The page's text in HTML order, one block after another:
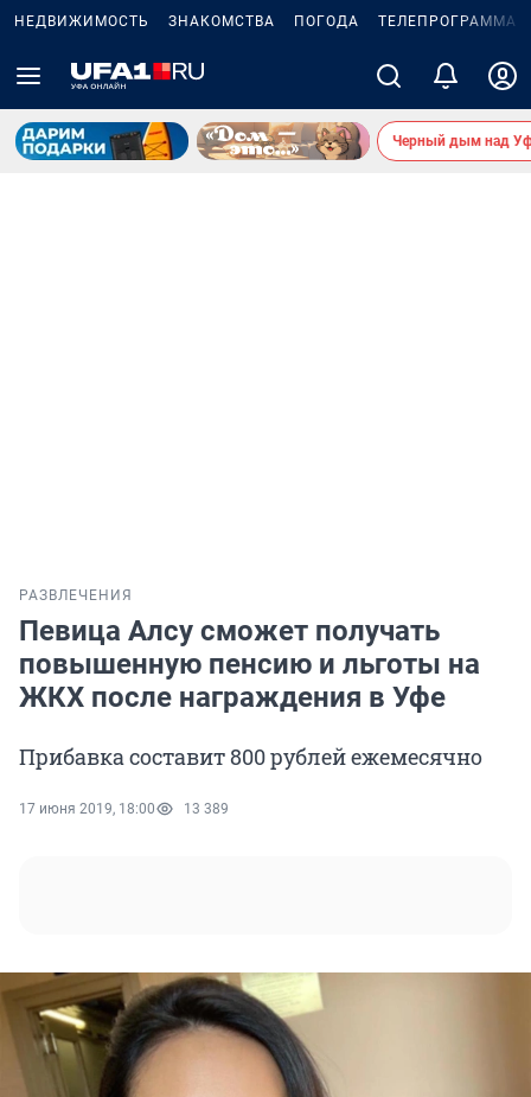
НЕДВИЖИМОСТЬ ЗНАКОМСТВА ПОГОДА ТЕЛЕПРОГРАММА
Черный дым над
РАЗВЛЕЧЕНИЯ
Певица Алсу сможет получать
повышенную пенсию и льготы на
ЖКХ после награждения в Уфе
Прибавка составит 800 рублей ежемесячно
17 июня 2019, 18:00 13 389